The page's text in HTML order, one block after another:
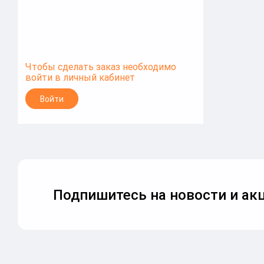
Чтобы сделать заказ необходимо
войти в личный кабинет
Войти
Подпишитесь на новости и